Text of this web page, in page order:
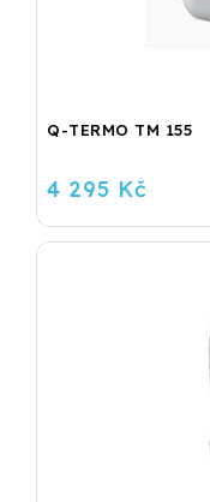
Q-TERMO TM 155
4 295 Kč